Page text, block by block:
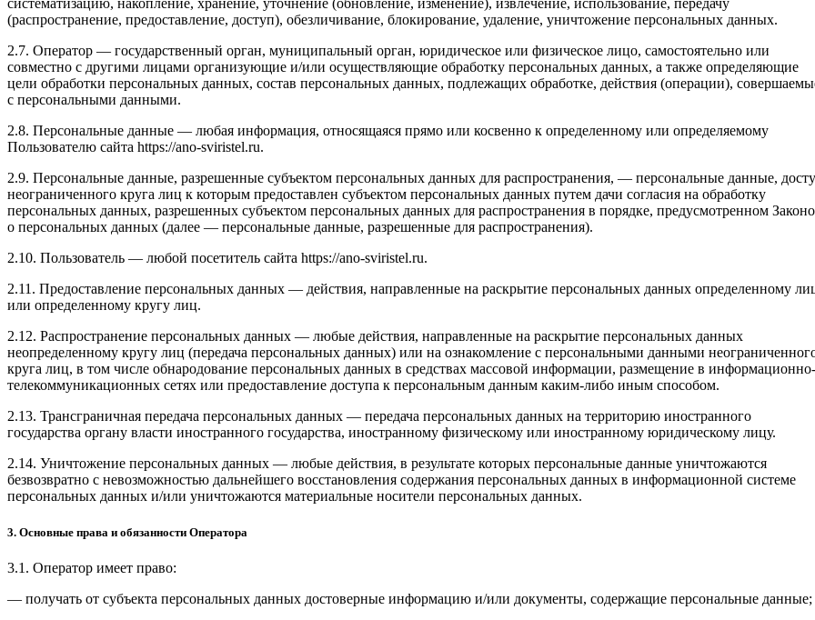
систематизацию, накопление, хранение, уточнение (обновление, изменение), извлечение, использование, передачу
(распространение, предоставление, доступ), обезличивание, блокирование, удаление, уничтожение персональных данных.
2.7. Оператор — государственный орган, муниципальный орган, юридическое или физическое лицо, самостоятельно или
совместно с другими лицами организующие и/или осуществляющие обработку персональных данных, а также определяющие
цели обработки персональных данных, состав персональных данных, подлежащих обработке, действия (операции),
с персональными данными.
2.8. Персональные данные — любая информация, относящаяся прямо или косвенно к определенному или определяемому
Пользователю сайта https://ano-sviristel.ru.
2.9. Персональные данные, разрешенные субъектом персональных данных для распространения, — персональные данные,
неограниченного круга лиц к которым предоставлен субъектом персональных данных путем дачи согласия на обработку
персональных данных, разрешенных субъектом персональных данных для распространения в порядке, предусмотренном
о персональных данных (далее — персональные данные, разрешенные для распространения).
2.10. Пользователь — любой посетитель сайта https://ano-sviristel.ru.
2.11. Предоставление персональных данных — действия, направленные на раскрытие персональных данных определенному
или определенному кругу лиц.
2.12. Распространение персональных данных — любые действия, направленные на раскрытие персональных данных
неопределенному кругу лиц (передача персональных данных) или на ознакомление с персональными данными
круга лиц, в том числе обнародование персональных данных в средствах массовой информации, размещение в информационно-
телекоммуникационных сетях или предоставление доступа к персональным данным каким-либо иным способом.
2.13. Трансграничная передача персональных данных — передача персональных данных на территорию иностранного
государства органу власти иностранного государства, иностранному физическому или иностранному юридическому лицу.
2.14. Уничтожение персональных данных — любые действия, в результате которых персональные данные уничтожаются
безвозвратно с невозможностью дальнейшего восстановления содержания персональных данных в информационной системе
персональных данных и/или уничтожаются материальные носители персональных данных.
3. Основные права и обязанности Оператора
3.1. Оператор имеет право:
— получать от субъекта персональных данных достоверные информацию и/или документы, содержащие персональные данные;